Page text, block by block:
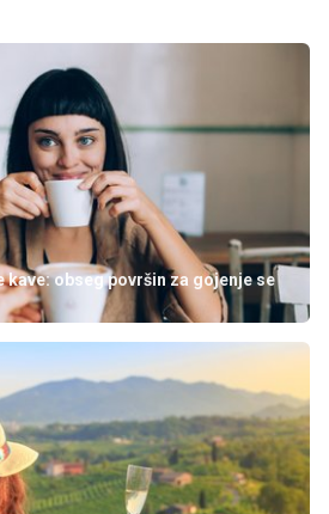
kave: obseg površin za gojenje se